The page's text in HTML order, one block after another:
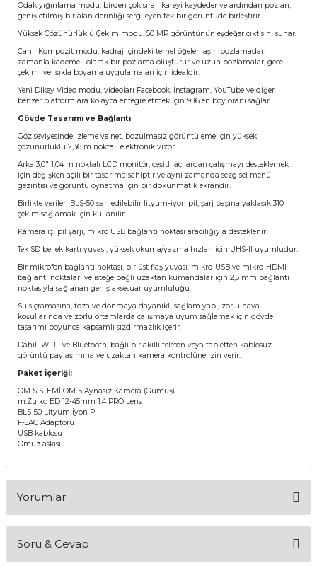
Odak yığınlama modu, birden çok sıralı kareyi kaydeder ve ardından pozları,
genişletilmiş bir alan derinliği sergileyen tek bir görüntüde birleştirir.
Yüksek Çözünürlüklü Çekim modu, 50 MP görüntünün eşdeğer çıktısını sunar.
Canlı Kompozit modu, kadraj içindeki temel öğeleri aşırı pozlamadan
zamanla kademeli olarak bir pozlama oluşturur ve uzun pozlamalar, gece
çekimi ve ışıkla boyama uygulamaları için idealdir.
Yeni Dikey Video modu, videoları Facebook, Instagram, YouTube ve diğer
benzer platformlara kolayca entegre etmek için 9:16 en boy oranı sağlar.
Gövde Tasarımı ve Bağlantı
Göz seviyesinde izleme ve net, bozulmasız görüntüleme için yüksek
çözünürlüklü 2,36 m noktalı elektronik vizör.
Arka 3,0" 1,04 m noktalı LCD monitör, çeşitli açılardan çalışmayı desteklemek
için değişken açılı bir tasarıma sahiptir ve aynı zamanda sezgisel menü
gezintisi ve görüntü oynatma için bir dokunmatik ekrandır.
Birlikte verilen BLS-50 şarj edilebilir lityum-iyon pil, şarj başına yaklaşık 310
çekim sağlamak için kullanılır.
Kamera içi pil şarjı, mikro USB bağlantı noktası aracılığıyla desteklenir.
Tek SD bellek kartı yuvası, yüksek okuma/yazma hızları için UHS-II uyumludur.
Bir mikrofon bağlantı noktası, bir üst flaş yuvası, mikro-USB ve mikro-HDMI
bağlantı noktaları ve isteğe bağlı uzaktan kumandalar için 2,5 mm bağlantı
noktasıyla sağlanan geniş aksesuar uyumluluğu
Su sıçramasına, toza ve donmaya dayanıklı sağlam yapı, zorlu hava
koşullarında ve zorlu ortamlarda çalışmaya uyum sağlamak için gövde
tasarımı boyunca kapsamlı sızdırmazlık içerir.
Dahili Wi-Fi ve Bluetooth, bağlı bir akıllı telefon veya tabletten kablosuz
görüntü paylaşımına ve uzaktan kamera kontrolüne izin verir.
Paket İçeriği:
OM SİSTEMİ OM-5 Aynasız Kamera (Gümüş)
m.Zuiko ED 12-45mm 1:4 PRO Lens
BLS-50 Lityum İyon Pil
F-5AC Adaptörü
USB kablosu
Omuz askısı
Yorumlar
Soru & Cevap